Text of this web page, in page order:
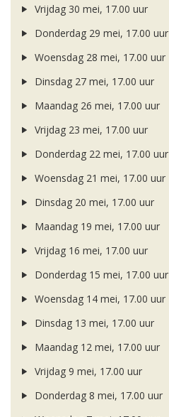
Vrijdag 30 mei, 17.00 uur
Donderdag 29 mei, 17.00 uur
Woensdag 28 mei, 17.00 uur
Dinsdag 27 mei, 17.00 uur
Maandag 26 mei, 17.00 uur
Vrijdag 23 mei, 17.00 uur
Donderdag 22 mei, 17.00 uur
Woensdag 21 mei, 17.00 uur
Dinsdag 20 mei, 17.00 uur
Maandag 19 mei, 17.00 uur
Vrijdag 16 mei, 17.00 uur
Donderdag 15 mei, 17.00 uur
Woensdag 14 mei, 17.00 uur
Dinsdag 13 mei, 17.00 uur
Maandag 12 mei, 17.00 uur
Vrijdag 9 mei, 17.00 uur
Donderdag 8 mei, 17.00 uur